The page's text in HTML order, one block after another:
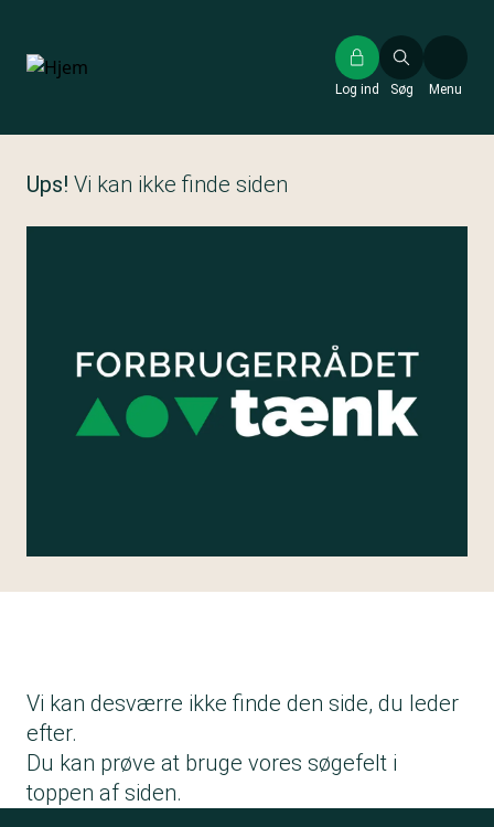
hovedindhold
Søg
Log ind Menu
Ups! Vi kan ikke finde siden
Vi kan desværre ikke finde den side, du leder
efter.
Du kan prøve at bruge vores søgefelt i
toppen af siden.